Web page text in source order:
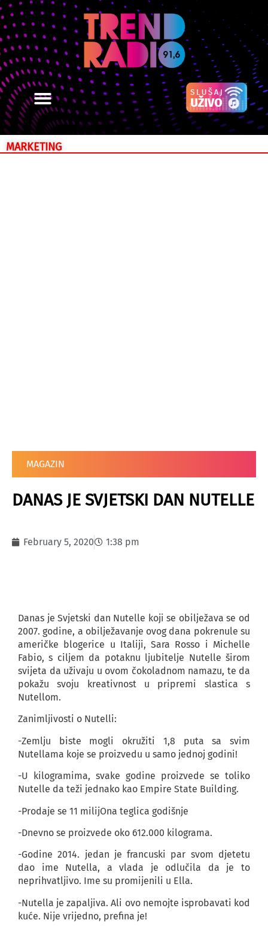
MARKETING
MAGAZIN
DANAS JE SVJETSKI DAN NUTELLE
February 5, 2020 1:38 pm
Danas je Svjetski dan Nutelle koji se obilježava se od
2007. godine, a obilježavanje ovog dana pokrenule su
američke blogerice u Italiji, Sara Rosso i Michelle
Fabio, s ciljem da potaknu ljubitelje Nutelle širom
svijeta da uživaju u ovom čokoladnom namazu, te da
pokažu svoju kreativnost u pripremi slastica s
Nutellom.
Zanimljivosti o Nutelli:
-Zemlju biste mogli okružiti 1,8 puta sa svim
Nutellama koje se proizvedu u samo jednoj godini!
-U kilogramima, svake godine proizvede se toliko
Nutelle da teži jednako kao Empire State Building.
-Prodaje se 11 milijOna teglica godišnje
-Dnevno se proizvede oko 612.000 kilograma.
-Godine 2014. jedan je francuski par svom djetetu
dao ime Nutella, a vlada je odlučila da je to
neprihvatljivo. Ime su promijenili u Ella.
-Nutella je zapaljiva. Ali ovo nemojte isprobavati kod
kuće. Nije vrijedno, prefina je!